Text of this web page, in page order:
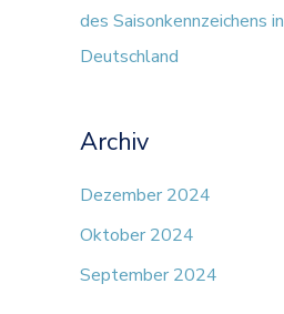
des Saisonkennzeichens in
Deutschland
Archiv
Dezember 2024
Oktober 2024
September 2024